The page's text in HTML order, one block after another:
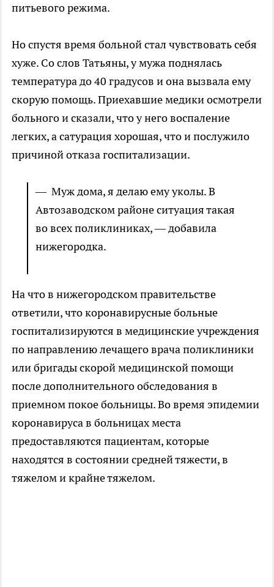
питьевого режима.
Но спустя время больной стал чувствовать себя
хуже. Со слов Татьяны, у мужа поднялась
температура до 40 градусов и она вызвала ему
скорую помощь. Приехавшие медики осмотрели
больного и сказали, что у него воспаление
легких, а сатурация хорошая, что и послужило
причиной отказа госпитализации.
— Муж дома, я делаю ему уколы. В
Автозаводском районе ситуация такая
во всех поликлиниках, — добавила
нижегородка.
На что в нижегородском правительстве
ответили, что коронавирусные больные
госпитализируются в медицинские учреждения
по направлению лечащего врача поликлиники
или бригады скорой медицинской помощи
после дополнительного обследования в
приемном покое больницы. Во время эпидемии
коронавируса в больницах места
предоставляются пациентам, которые
находятся в состоянии средней тяжести, в
тяжелом и крайне тяжелом.